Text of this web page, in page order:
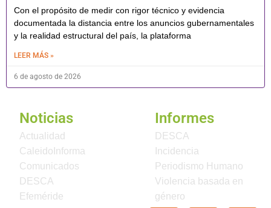
Con el propósito de medir con rigor técnico y evidencia
documentada la distancia entre los anuncios gubernamentales
y la realidad estructural del país, la plataforma
LEER MÁS »
6 de agosto de 2026
Noticias
Actualidad
CaleidoInforma
Comunicados
DESCA
Efeméride
Informes
DESCA
Incidencia
Periodismo Humano
Violencia basada en
género